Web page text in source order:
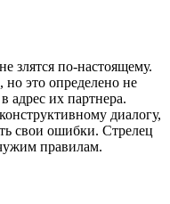
злятся по-настоящему.
но это определено не
адрес их партнера.
диалогу,
свои ошибки. Стрелец
правилам.